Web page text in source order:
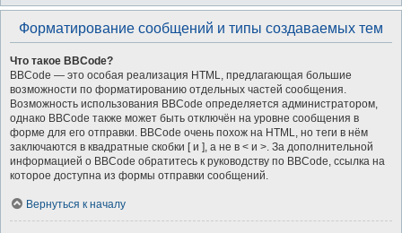
Форматирование сообщений и типы создаваемых тем
Что такое BBCode?
BBCode — это особая реализация HTML, предлагающая большие
возможности по форматированию отдельных частей сообщения.
Возможность использования BBCode определяется администратором,
однако BBCode также может быть отключён на уровне сообщения в
форме для его отправки. BBCode очень похож на HTML, но теги в нём
заключаются в квадратные скобки [ и ], а не в < и >. За дополнительной
информацией о BBCode обратитесь к руководству по BBCode, ссылка на
которое доступна из формы отправки сообщений.
Вернуться к началу